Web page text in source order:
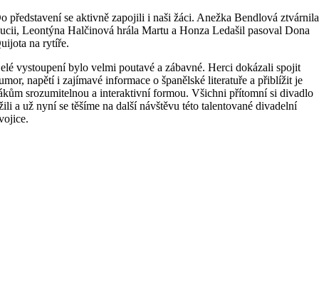
představení se aktivně zapojili i naši žáci. Anežka Bendlová ztvárnila
Leontýna Halčinová hrála Martu a Honza Ledašil pasoval Dona
na rytíře.
vystoupení bylo velmi poutavé a zábavné. Herci dokázali spojit
napětí i zajímavé informace o španělské literatuře a přiblížit je
srozumitelnou a interaktivní formou. Všichni přítomní si divadlo
a už nyní se těšíme na další návštěvu této talentované divadelní